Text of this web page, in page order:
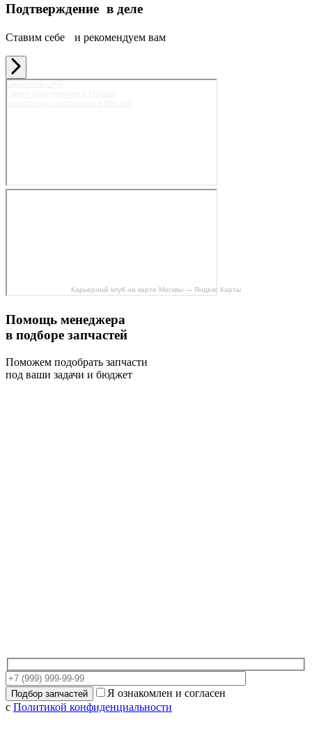
Подтверждение в деле
Ставим себе и рекомендуем вам
Карьерный клуб на карте Москвы — Яндекс Карты
Помощь менеджера
в подборе запчастей
Поможем подобрать запчасти
под ваши задачи и бюджет
Я ознакомлен и согласен
с Политикой конфиденциальности